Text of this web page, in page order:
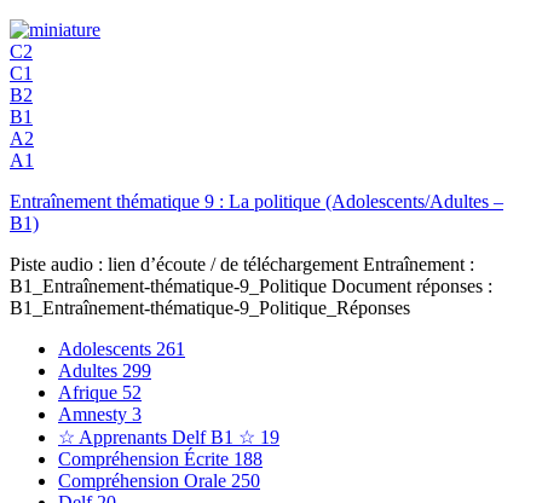
C2
C1
B2
B1
A2
A1
Entraînement thématique 9 : La politique (Adolescents/Adultes –
B1)
Piste audio : lien d’écoute / de téléchargement Entraînement :
B1_Entraînement-thématique-9_⁭Politique Document réponses :
B1_Entraînement-thématique-9_Politique_Réponses
Adolescents 261
Adultes 299
Afrique 52
Amnesty 3
☆ Apprenants Delf B1 ☆ 19
Compréhension Écrite 188
Compréhension Orale 250